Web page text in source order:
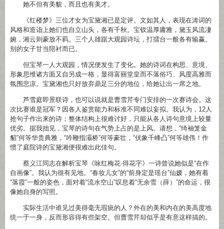
她不但有美貌，而且也有美才。
《红楼梦》三位才女为宝黛湘已是定评。文如其人，表现在涛词的
风格和造诣上她们也自立山头，各有千秋。宝钗温厚庸雅，黛玉风流凄
婉，湘云则豪放不羁。三个人雄踞大观园诗坛，打擂台一般各有输赢。
别的女子甘当陪衬而已。
但宝琴一人大观园，情况便发生了变化。她的诗词在构思、意境、
形象思维诸方面又自另成一格，显得富丽堂皇而不落俗巧、风度高雅而
氛围悲凉。宝黛湘也只好放弃鼎足三分的地位，给她让出一席之地。
芦雪庭即景联诗，也可以说就是曹雪芹专门安排的一次赛诗会。这
次比赛谁是冠军？因各人鉴赏能力和标准不同难以妄拟。我认为，12人
抢句子作出来的诗；整体结构上很难讨好，只能从各人诗句意境上较量
优劣。据我拙见，宝琴的诗句在气势上占的是上风。请想，“绮袖笼金
貂”何等华贵典雅，“吟鞭指灞桥”何等豪壮，“伏象千峰凸”何等雄伟！作
惯了庭院诗的宝黛湘便很难出此佳句。
蔡义江同志在解析宝琴《咏红梅花·得花字》一诗曾说她似是“在作
自画像”。我认为很有见地。“春妆儿女”的“前身定是瑶台”仙嫒，她有着
“落霞”一般的姿色，面对着“流水空山”叹息着“无余雪（薛）”的命运，很
像她自身的写照。
实际生活中谁见过美得毫无瑕疵的人？外在的美和内在的美高度地
统一于一身，反而形容得有些架空。但曹雪芹却似乎是有意这样搞的。